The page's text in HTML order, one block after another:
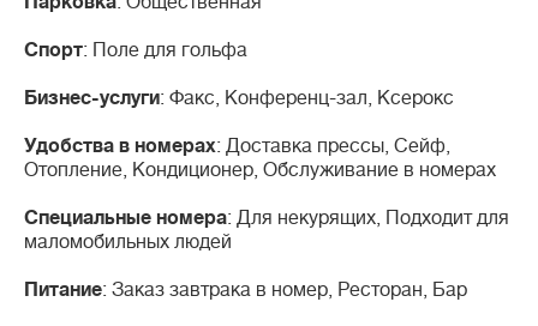
Спорт: Поле для гольфа
Бизнес-услуги: Факс, Конференц-зал, Ксерокс
Удобства в номерах: Доставка прессы, Сейф,
Отопление, Кондиционер, Обслуживание в номерах
Специальные номера: Для некурящих, Подходит для
маломобильных людей
Питание: Заказ завтрака в номер, Ресторан, Бар